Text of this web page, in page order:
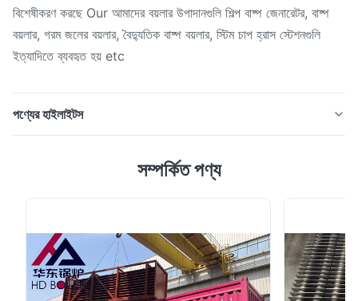
বিশেষীকরণ করছে Our আমাদের বয়লার উপাদানগুলি শিল্প বাষ্প জেনারেটর, বাষ্প
বয়লার, গরম জলের বয়লার, বৈদ্যুতিক বাষ্প বয়লার, স্টিম চাপ হ্রাস স্টেশনগুলি
ইত্যাদিতে ব্যবহৃত হয় etc
পণ্যের হাইলাইটস
শিল্ড সুপারহিটার সুপারহিটার এবং রিহীটার, বয়লারের জন্য কাস্টম উপাদান সুপারহিটার
সুপার...
সম্পর্কিত পণ্য